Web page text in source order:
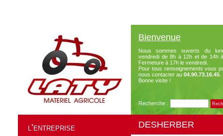
Bienvenue
Nous sommes ouverts du
vendredi de 8h à 12h et de 14h
Fermeture à 17h le vendredi.
Pour tous renseignements vous
nous contacter au 04.90.73.16.45
Bonne visite !
Recherche :
l'entreprise DESHERBER